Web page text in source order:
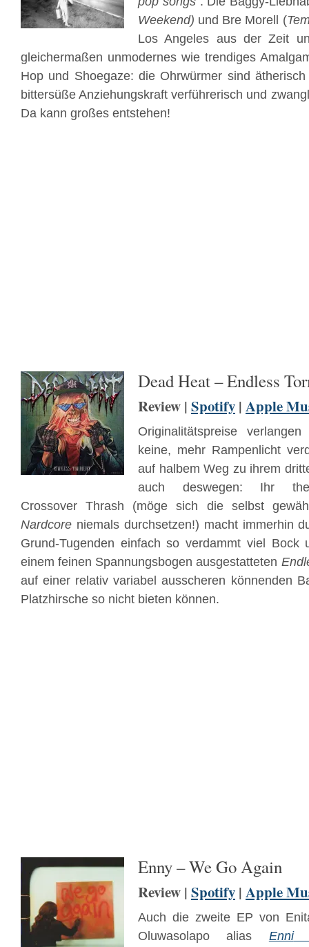
Weekend) und Bre Morell (
Los Angeles aus der Zeit
gleichermaßen unmodernes wie trendiges
Hop und Shoegaze: die Ohrwürmer sind
bittersüße Anziehungskraft verführerisch und
Da kann großes entstehen!
Dead Heat – Endless
Review | Spotify | Apple
Originalitätspreise
keine, mehr Rampenlicht
auf halbem Weg zu ihrem
auch deswegen: Ihr
Crossover Thrash (möge sich die selbst
Nardcore niemals durchsetzen!) macht immerhin
Grund-Tugenden einfach so verdammt viel
einem feinen Spannungsbogen ausgestatteten
auf einer relativ variabel ausscheren könnenden
Platzhirsche so nicht bieten können.
Enny – We Go Again
Review | Spotify | Apple
Auch die zweite EP von
Oluwasolapo alias Enni